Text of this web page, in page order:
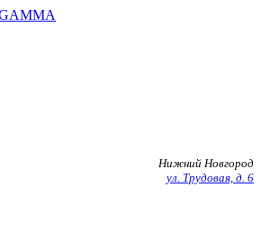
Нижний Новгород
ул. Трудовая, д. 6